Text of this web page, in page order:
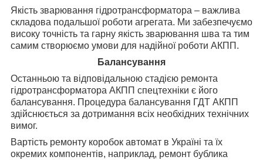
Якість зварювання гідротрансформатора – важлива
складова подальшої роботи агрегата. Ми забезпечуємо
високу точність та гарну якість зварювання шва та тим
самим створюємо умови для надійної роботи АКПП.
Балансування
Останньою та відповідальною стадією ремонта
гідротрансформатора АКПП спецтехніки є його
балансування. Процедура балансування ГДТ АКПП
здійснюється за дотримання всіх необхідних технічних
вимог.
Вартість ремонту коробок автомат в Україні та їх
окремих компонентів, наприклад, ремонт бублика